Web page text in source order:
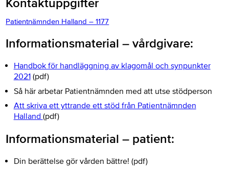
Kontaktuppgifter
Patientnämnden Halland – 1177
Informationsmaterial – vårdgivare:
​Handbok för handläggning av klagomål och synpunkter
2021(pdf)
​Så här arbetar Patientnämnden med att utse stödperson
​Att skriva ett yttrande ett stöd från Patientnämnden
Halland (pdf)
Informationsmaterial – patient:
Din berättelse gör vården bättre! (pdf)